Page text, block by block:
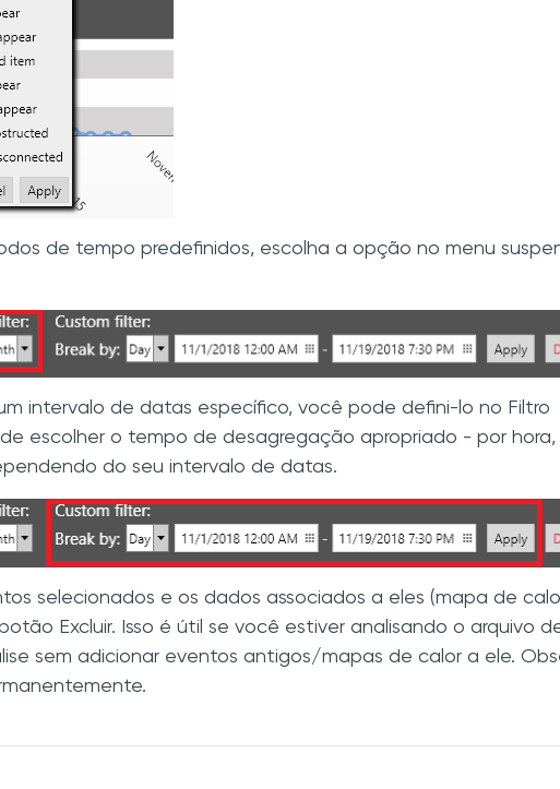
de tempo predefinidos, escolha a opção no menu
intervalo de datas específico, você pode defini-lo no Filtro
escolher o tempo de desagregação apropriado - por hora,
do seu intervalo de datas.
selecionados e os dados associados a eles (mapa de
Excluir. Isso é útil se você estiver analisando o arquivo
sem adicionar eventos antigos/mapas de calor a ele.